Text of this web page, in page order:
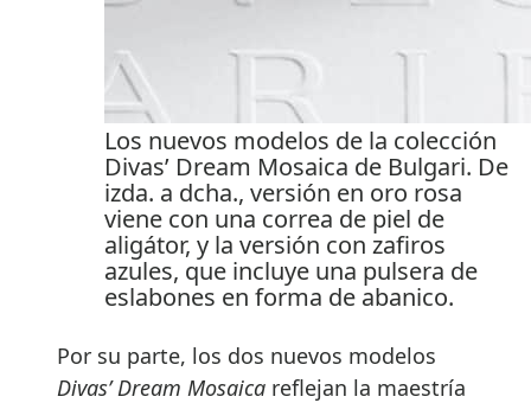
Los nuevos modelos de la colección
Divas’ Dream Mosaica de Bulgari. De
izda. a dcha., versión en oro rosa
viene con una correa de piel de
aligátor, y la versión con zafiros
azules, que incluye una pulsera de
eslabones en forma de abanico.
Por su parte, los dos nuevos modelos
Divas’ Dream Mosaica reflejan la maestría